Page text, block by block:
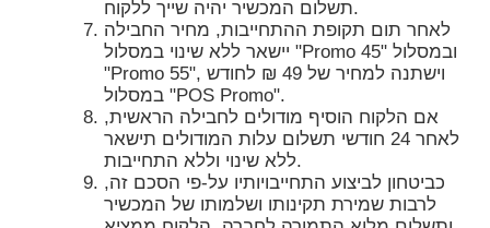
תשלום המכשיר יהיה שייך ללקוח.
לאחר תום תקופת ההתחייבות, מחיר החבילה
יישאר ללא שינוי במסלול "Promo 45" ובמסלול
"Promo 55", וישתנה למחיר של 49 ₪ לחודש
במסלול "POS Promo".
אם הלקוח הוסיף מודולים לחבילה הראשית,
לאחר 24 חודשי תשלום עלות המודולים תישאר
ללא שינוי וללא התחייבות.
כביטחון לביצוע התחייבויותיו על-פי הסכם זה,
לרבות שמירת תקינותו ושלמותו של המכשיר